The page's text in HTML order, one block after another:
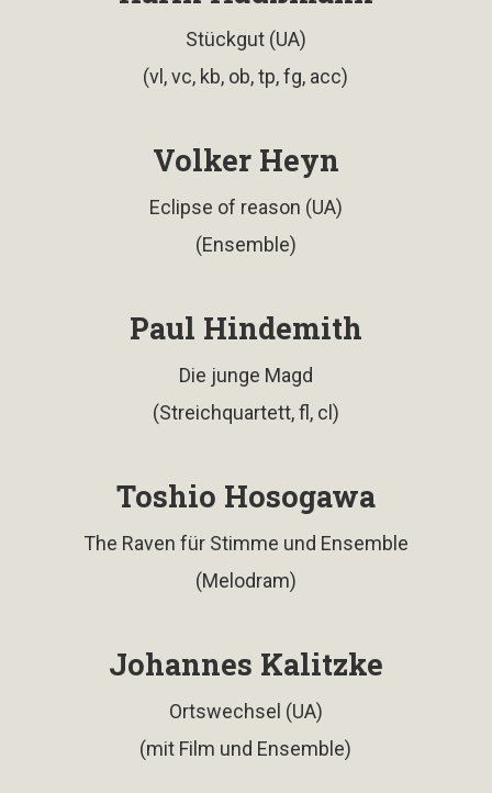
Stückgut (UA)
(vl, vc, kb, ob, tp, fg, acc)
Volker Heyn
Eclipse of reason (UA)
(Ensemble)
Paul Hindemith
Die junge Magd
(Streichquartett, fl, cl)
Toshio Hosogawa
The Raven für Stimme und Ensemble
(Melodram)
Johannes Kalitzke
Ortswechsel (UA)
(mit Film und Ensemble)